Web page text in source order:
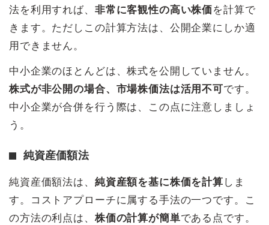
法を利用すれば、 非常に客観性の高い株価を計算で
きます。ただしこの計算方法は、公開企業にしか適
用できません。
中小企業のほとんどは、株式を公開していません。
株式が非公開の場合、市場株価法は活用不可です。
中小企業が合併を行う際は、この点に注意しましょ
う。
純資産価額法
純資産価額法は、 純資産額を基に株価を計算 しま
す。コストアプローチに属する手法の一つです。こ
の方法の利点は、 株価の計算が簡単である点です。